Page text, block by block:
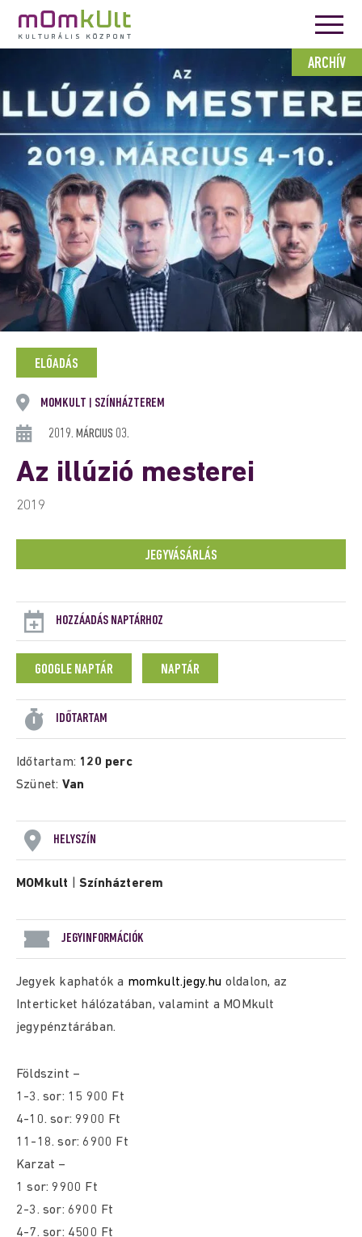
ARCHÍV
ELŐADÁS
MOMKULT SZÍNHÁZTEREM
2019. MÁRCIUS 03.
Az illúzió mesterei
2019
JEGYVÁSÁRLÁS
HOZZÁADÁS NAPTÁRHOZ
GOOGLE NAPTÁR NAPTÁR
IDŐTARTAM
Időtartam: 120 perc
Szünet: Van
HELYSZÍN
MOMkult |Színházterem
JEGYINFORMÁCIÓK
Jegyek kaphatók a momkult.jegy.hu oldalon, az
Interticket hálózatában, valamint a MOMkult
jegypénztárában.
Földszint –
1-3. sor: 15 900 Ft
4-10. sor: 9900 Ft
11-18. sor: 6900 Ft
Karzat –
1 sor: 9900 Ft
2-3. sor: 6900 Ft
4-7. sor: 4500 Ft